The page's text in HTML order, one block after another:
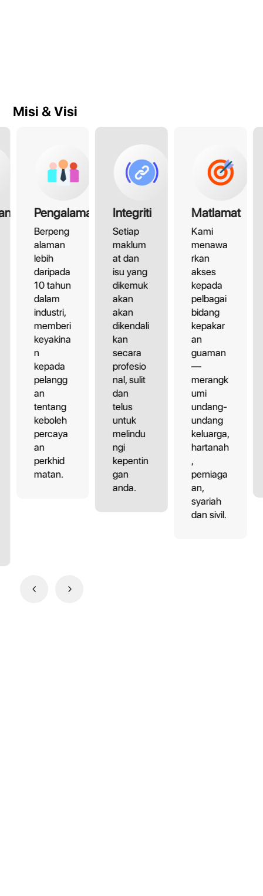
Misi & Visi
Pengalaman
Berpeng
alaman
lebih
daripada
10 tahun
dalam
industri,
memberi
keyakina
n
kepada
pelangg
an
tentang
keboleh
percaya
an
perkhid
matan.
Integriti
Setiap
maklum
at dan
isu yang
dikemuk
akan
akan
dikendali
kan
secara
profesio
nal, sulit
dan
telus
untuk
melindu
ngi
kepentin
gan
anda.
Matlamat
Kami
menawa
rkan
akses
kepada
pelbagai
bidang
kepakar
an
guaman
—
merangk
umi
undang-
undang
keluarga,
hartanah
,
perniaga
an,
syariah
dan sivil.
4 5